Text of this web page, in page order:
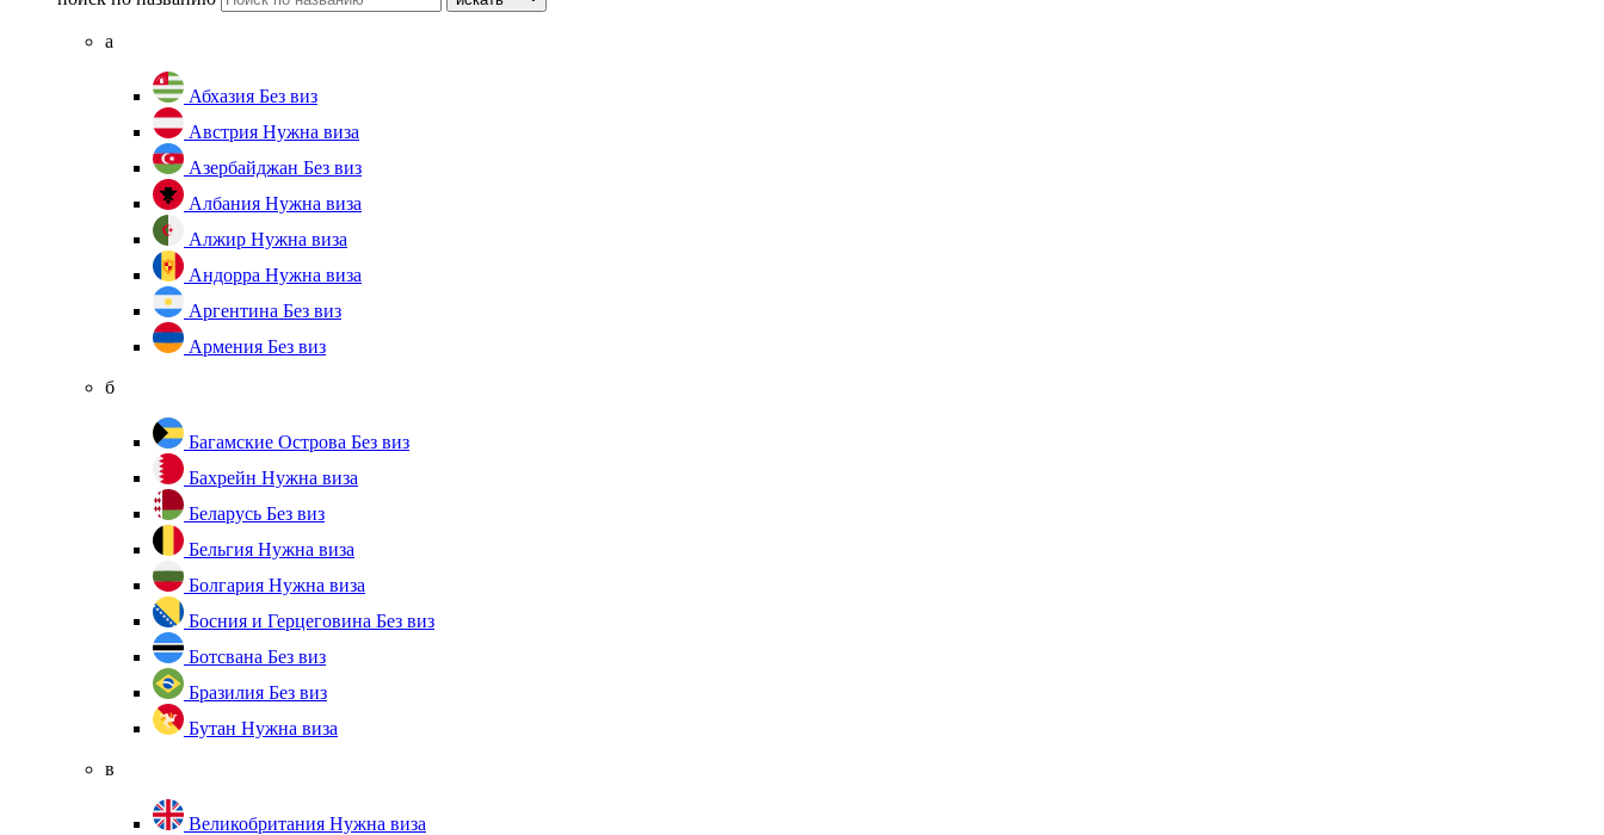
а
Абхазия Без виз
Австрия Нужна виза
Азербайджан Без виз
Албания Нужна виза
Алжир Нужна виза
Андорра Нужна виза
Аргентина Без виз
Армения Без виз
б
Багамские Острова Без виз
Бахрейн Нужна виза
Беларусь Без виз
Бельгия Нужна виза
Болгария Нужна виза
Босния и Герцеговина Без виз
Ботсвана Без виз
Бразилия Без виз
Бутан Нужна виза
в
Великобритания Нужна виза